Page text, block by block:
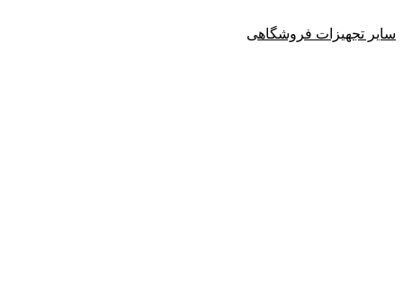
سایر تجهیزات فروشگاهی